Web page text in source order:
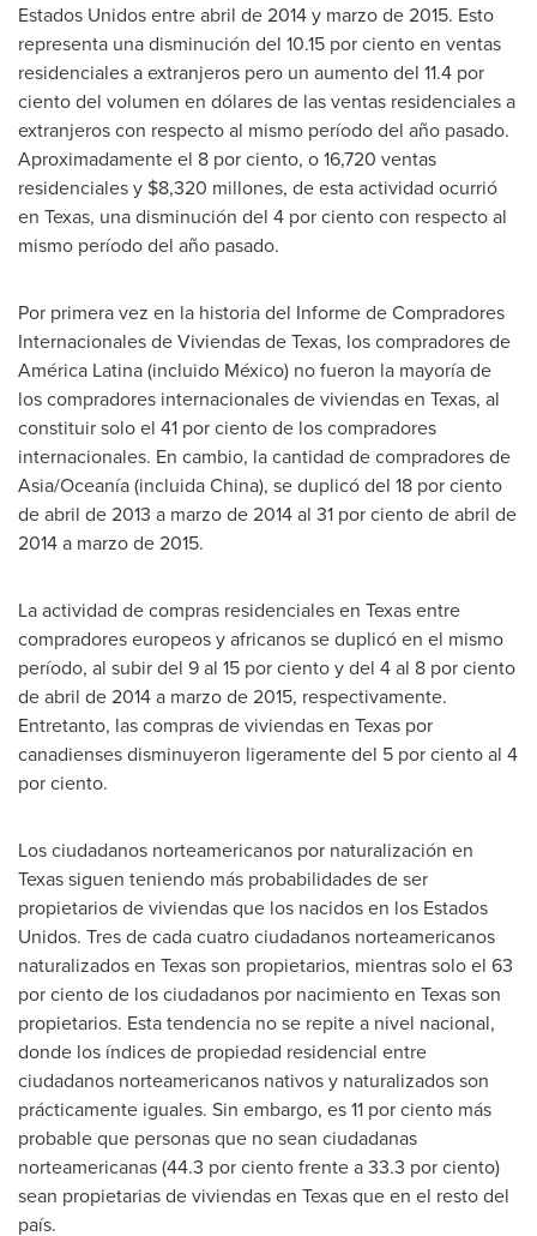
Estados Unidos entre abril de 2014 y marzo de 2015. Esto
representa una disminución del 10.15 por ciento en ventas
residenciales a extranjeros pero un aumento del 11.4 por
ciento del volumen en dólares de las ventas residenciales a
extranjeros con respecto al mismo período del año pasado.
Aproximadamente el 8 por ciento, o 16,720 ventas
residenciales y $8,320 millones, de esta actividad ocurrió
en Texas, una disminución del 4 por ciento con respecto al
mismo período del año pasado.
Por primera vez en la historia del Informe de Compradores
Internacionales de Viviendas deTexas, los compradores de
América Latina (incluido México) no fueron la mayoría de
los compradores internacionales de viviendas en Texas, al
constituir solo el 41 por ciento de los compradores
internacionales. En cambio, la cantidad de compradores de
Asia/Oceanía (incluidaChina), se duplicó del 18 por ciento
de abril de 2013 a marzo de 2014 al 31 por ciento de abril de
2014 a marzo de 2015.
La actividad de compras residenciales en Texasentre
compradores europeos y africanos se duplicó en el mismo
período, al subir del 9 al 15 por ciento y del 4 al 8 por ciento
de abril de 2014 a marzo de 2015, respectivamente.
Entretanto, las compras de viviendas en Texas por
canadienses disminuyeron ligeramente del 5 por ciento al 4
por ciento.
Los ciudadanos norteamericanos por naturalización en
Texassiguen teniendo más probabilidades de ser
propietarios de viviendas que los nacidos en los Estados
Unidos. Tres decada cuatro ciudadanos norteamericanos
naturalizados en Texasson propietarios, mientras solo el 63
por ciento de los ciudadanos por nacimiento en Texasson
propietarios. Esta tendencia no se repite a nivel nacional,
donde los índices de propiedad residencial entre
ciudadanos norteamericanos nativos y naturalizados son
prácticamente iguales. Sin embargo, es 11 por ciento más
probable que personas que no sean ciudadanas
norteamericanas (44.3 por ciento frente a 33.3 por ciento)
sean propietarias de viviendas en Texasque en el resto del
país.